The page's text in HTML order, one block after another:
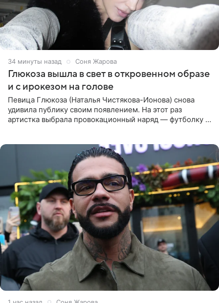
34 минуты назад Соня Жарова
Глюкоза вышла в свет в откровенном образе
и с ирокезом на голове
Певица Глюкоза (Наталья Чистякова-Ионова) снова
удивила публику своим появлением. На этот раз
артистка выбрала провокационный наряд — футболку с